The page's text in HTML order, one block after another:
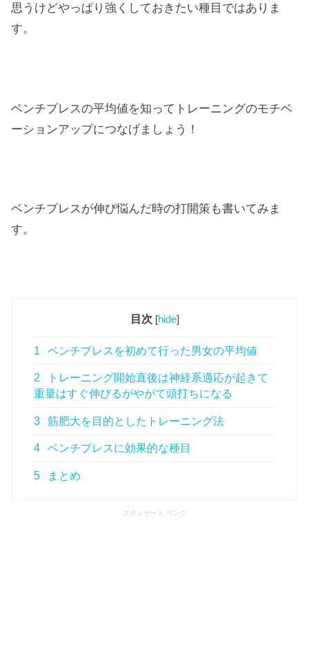
思うけどやっぱり強くしておきたい種目ではありま
す。
ベンチプレスの平均値を知ってトレーニングのモチベ
ーションアップにつなげましょう！
ベンチプレスが伸び悩んだ時の打開策も書いてみま
す。
目次 [hide]
1 ベンチプレスを初めて行った男女の平均値
2
トレーニング開始直後は神経系適応が起きて
重量はすぐ伸びるがやがて頭打ちになる
3 筋肥大を目的としたトレーニング法
4 ベンチプレスに効果的な種目
5 まとめ
スポンサード リンク